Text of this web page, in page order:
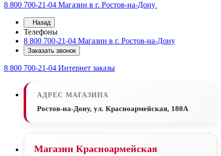
8 800 700-21-04 Магазин в г. Ростов-на-Дону
Назад
Телефоны
8 800 700-21-04 Магазин в г. Ростов-на-Дону
Заказать звонок
8 800 700-21-04 Интернет заказы
АДРЕС МАГАЗИНА
Ростов-на-Дону, ул. Красноармейская, 180А
Магазин Красноармейская